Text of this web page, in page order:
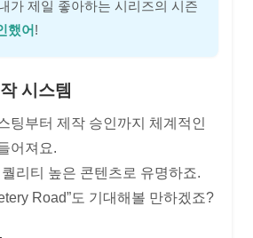
가 제일 좋아하는 시리즈의 시즌
했어!
시스템
팅부터 제작 승인까지 체계적인
어져요.
리티 높은 콘텐츠로 유명하죠.
Road”도 기대해볼 만하겠죠?